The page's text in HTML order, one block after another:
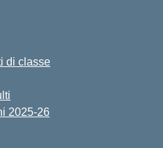
di classe
2025-26